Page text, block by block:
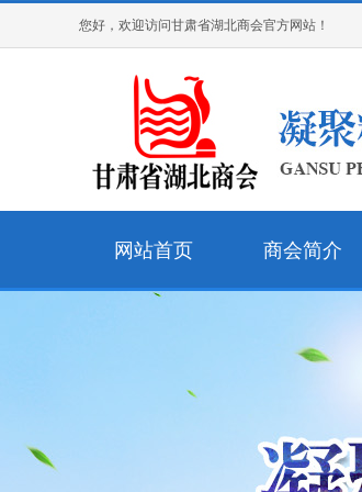
您好，欢迎访问甘肃省湖北商会官方网站！
网站首页 商会简介